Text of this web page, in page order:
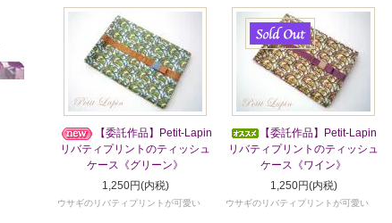
【委託作品】Petit-Lapin
リバティプリントのティッシュ
ケース《グリーン》
1,250円(内税)
ウサギのリバティプリントが可愛い
【委託作品】Petit-Lapin
リバティプリントのティッシュ
ケース《ワイン》
1,250円(内税)
ウサギのリバティプリントが可愛い